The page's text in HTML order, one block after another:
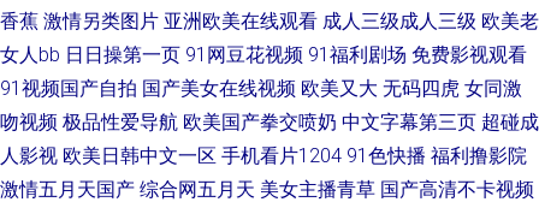
黄色连接 人人插人人摸 a级片毛片网站 欧美午夜群交 97人妻 日美91 韩日免
费A 青娱乐毛片 www青青操 黄色上床网站 人操人碰 亚洲另类色图 99福利在
线视频 福利址老司机选集 免费抖阴在线 91av直播 岛国91线观看 欧美福利影
香蕉 激情另类图片 亚洲欧美在线观看 成人三级成人三级 欧美老
女人bb 日日操第一页 91网豆花视频 91福利剧场 免费影视观看
91视频国产自拍 国产美女在线视频 欧美又大 无码四虎 女同激
吻视频 极品性爱导航 欧美国产拳交喷奶 中文字幕第三页 超碰成
人影视 欧美日韩中文一区 手机看片1204 91色快播 福利撸影院
激情五月天国产 综合网五月天 美女主播青草 国产高清不卡视频